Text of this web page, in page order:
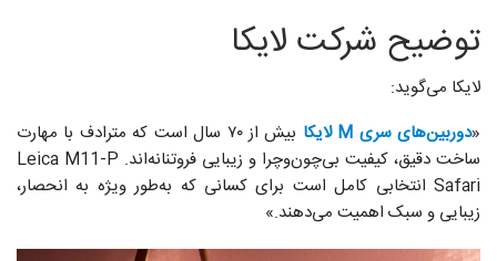
توضیح شرکت لایکا
لایکا می‌گوید:
«دوربین‌های سری M لایکا
بیش از ۷۰ سال است که مترادف با مهارت
ساخت دقیق، کیفیت بی‌چون‌وچرا و زیبایی فروتنانه‌اند. Leica M11-P
Safari انتخابی کامل است برای کسانی که به‌طور ویژه به انحصار،
زیبایی و سبک اهمیت می‌دهند.»